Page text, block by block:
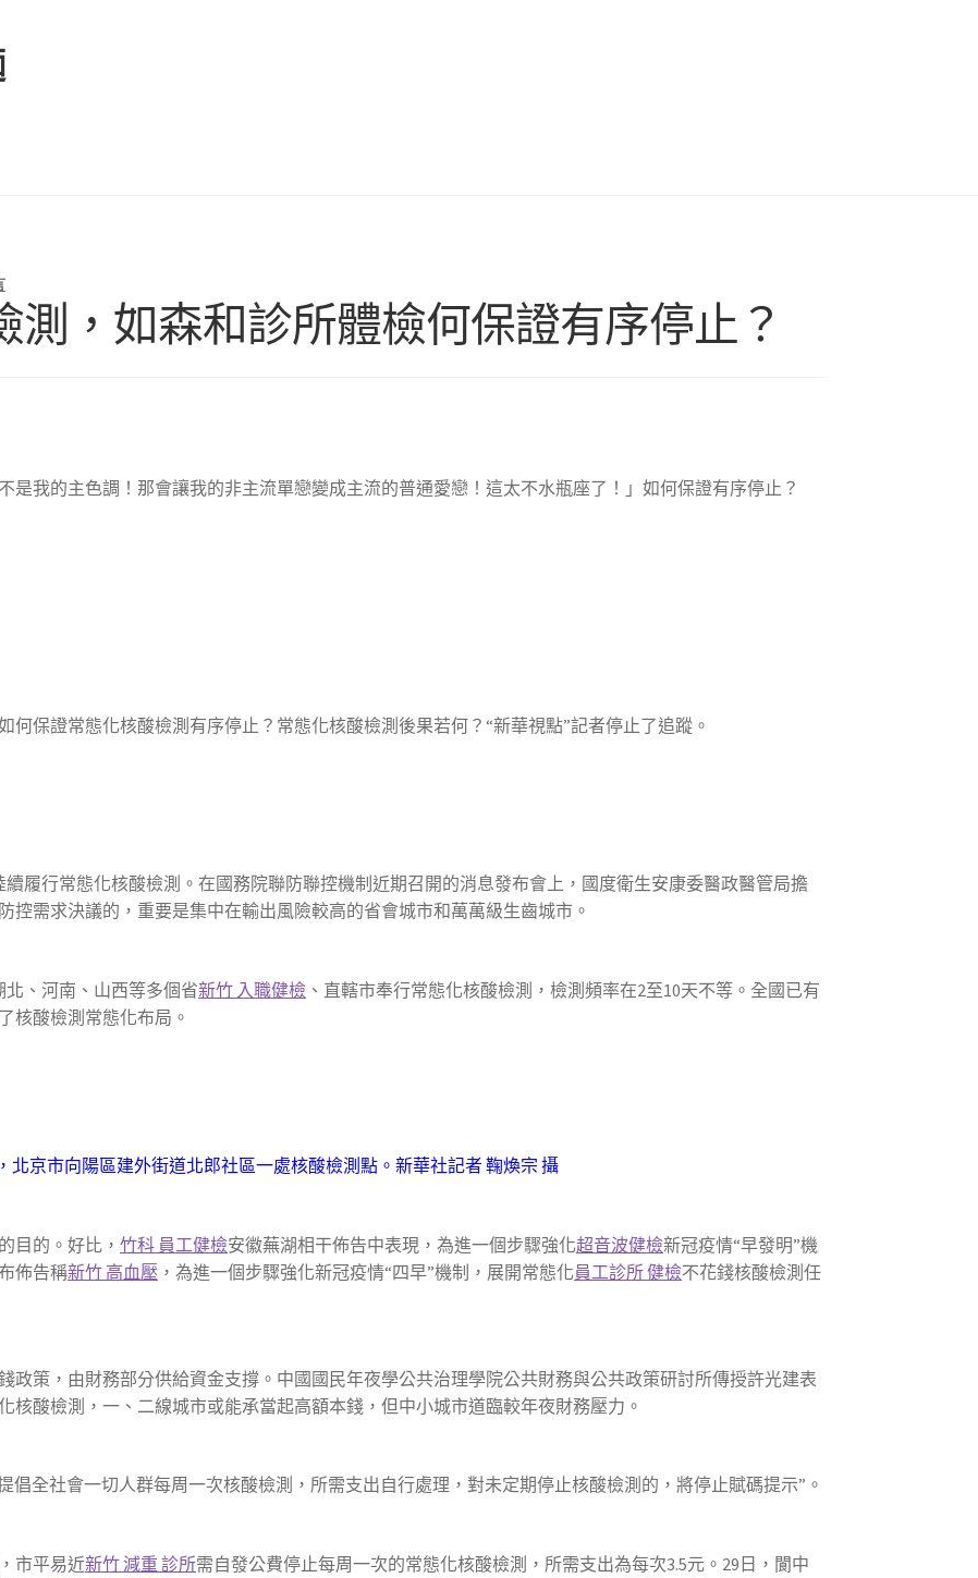
測，如森和診所體檢何保證有序停止？
是我的主色調！那會讓我的非主流單戀變成主流的普通愛戀！這太不水瓶座了！」如何保證有序停止？
何保證常態化核酸檢測有序停止？常態化核酸檢測後果若何？“新華視點”記者停止了追蹤。
履行常態化核酸檢測。在國務院聯防聯控機制近期召開的消息發布會上，國度衛生安康委醫政醫管局擔
控需求決議的，重要是集中在輸出風險較高的省會城市和萬萬級生齒城市。
、河南、山西等多個省新竹 入職健檢 、直轄市奉行常態化核酸檢測，檢測頻率在2至10天不等。全國已有
核酸檢測常態化布局。
北京市向陽區建外街道北郎社區一處核酸檢測點。新華社記者 鞠煥宗 攝
目的。好比，竹科 員工健檢安徽蕪湖相干佈告中表現，為進一個步驟強化超音波健檢新冠疫情“早發明”機
佈告稱新竹 高血壓 ，為進一個步驟強化新冠疫情“四早”機制，展開常態化員工診所 健檢不花錢核酸檢測任
政策，由財務部分供給資金支撐。中國國民年夜學公共治理學院公共財務與公共政策研討所傳授許光建表
核酸檢測，一、二線城市或能承當起高額本錢，但中小城市道臨較年夜財務壓力。
倡全社會一切人群每周一次核酸檢測，所需支出自行處理，對未定期停止核酸檢測的，將停止賦碼提示”。
市平易近新竹 減重 診所需自發公費停止每周一次的常態化核酸檢測，所需支出為每次3.5元。29日，閬中